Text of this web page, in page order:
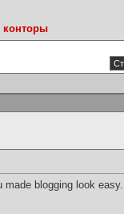
конторы
blogging look